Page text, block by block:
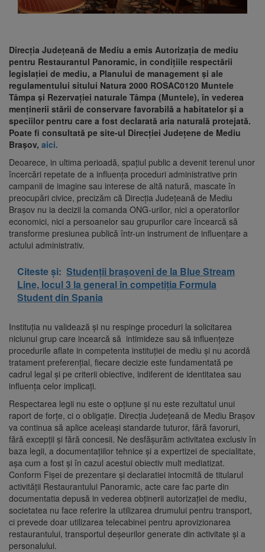
Direcția Județeană de Mediu a emis Autorizația de mediu
pentru Restaurantul Panoramic, in condițiile respectării
legislației de mediu, a Planului de management și ale
regulamentului sitului Natura 2000 ROSAC0120 Muntele
Tâmpa şi Rezervaţiei naturale Tâmpa (Muntele), în vederea
menținerii stării de conservare favorabilă a habitatelor și a
speciilor pentru care a fost declarată aria naturală protejată.
Poate fi consultată pe site-ul Direcției Județene de Mediu
Brașov, aici.
Deoarece, in ultima perioadă, spațiul public a devenit terenul unor
încercări repetate de a influența proceduri administrative prin
campanii de imagine sau interese de altă natură, mascate în
preocupări civice, precizăm că Direcția Județeană de Mediu
Brașov nu ia decizii la comanda ONG-urilor, nici a operatorilor
economici, nici a persoanelor sau grupurilor care încearcă să
transforme presiunea publică într-un instrument de influențare a
actului administrativ.
Citeste și: Studenții brașoveni de la Blue Stream
Line, locul 3 la general în competiția Formula
Student din Spania
Instituția nu validează și nu respinge proceduri la solicitarea
niciunui grup care incearcă să intimideze sau să influențeze
procedurile aflate in competenta instituției de mediu și nu acordă
tratament preferențial, fiecare decizie este fundamentată pe
cadrul legal și pe criterii obiective, indiferent de identitatea sau
influența celor implicați.
Respectarea legii nu este o opțiune și nu este rezultatul unui
raport de forțe, ci o obligație. Direcția Județeană de Mediu Brașov
va continua să aplice aceleași standarde tuturor, fără favoruri,
fără excepții și fără concesii. Ne desfășurăm activitatea exclusiv în
baza legii, a documentațiilor tehnice și a expertizei de specialitate,
așa cum a fost și în cazul acestui obiectiv mult mediatizat.
Conform Fișei de prezentare și declaratiei intocmită de titularul
activității Restaurantului Panoramic, acte care fac parte din
documentatia depusă in vederea obținerii autorizației de mediu,
societatea nu face referire la utilizarea drumului pentru transport,
ci prevede doar utilizarea telecabinei pentru aprovizionarea
restaurantului, transportul deșeurilor generate din activitate și a
personalului.